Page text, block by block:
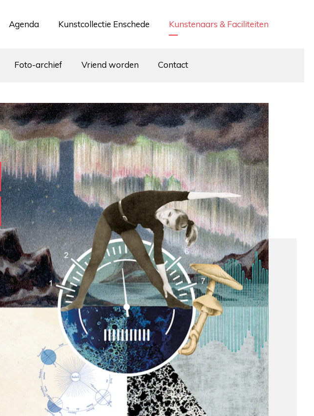
Agenda Kunstcollectie Enschede Kunstenaars & Faciliteiten
Foto-archief Vriend worden Contact